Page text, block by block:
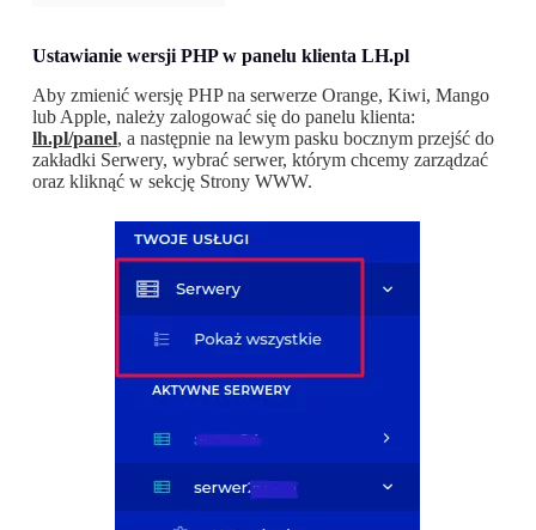
Ustawianie wersji PHP w panelu klienta LH.pl
Aby zmienić wersję PHP na serwerze Orange, Kiwi, Mango
lub Apple, należy zalogować się do panelu klienta:
lh.pl/panel, a następnie na lewym pasku bocznym przejść do
zakładki Serwery, wybrać serwer, którym chcemy zarządzać
oraz kliknąć w sekcję Strony WWW.